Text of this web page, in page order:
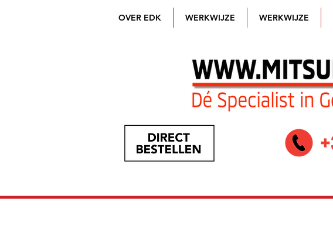
OVER EDK WERKWIJZE WERKWIJZE